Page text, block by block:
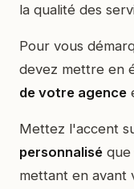
la qualité des
Pour vous
devez mettre en
de votre agence
Mettez l'accent
personnalisé que
mettant en avant